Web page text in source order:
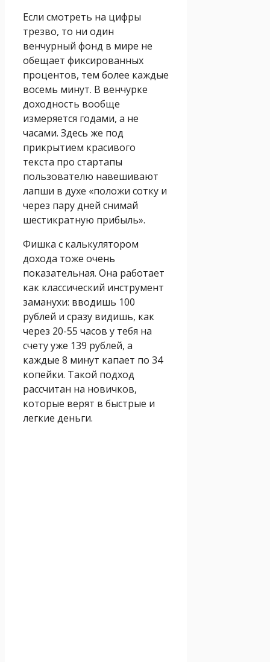
Если смотреть на цифры
трезво, то ни один
венчурный фонд в мире не
обещает фиксированных
процентов, тем более каждые
восемь минут. В венчурке
доходность вообще
измеряется годами, а не
часами. Здесь же под
прикрытием красивого
текста про стартапы
пользователю навешивают
лапши в духе «положи сотку и
через пару дней снимай
шестикратную прибыль».
Фишка с калькулятором
дохода тоже очень
показательная. Она работает
как классический инструмент
заманухи: вводишь 100
рублей и сразу видишь, как
через 20-55 часов у тебя на
счету уже 139 рублей, а
каждые 8 минут капает по 34
копейки. Такой подход
рассчитан на новичков,
которые верят в быстрые и
легкие деньги.